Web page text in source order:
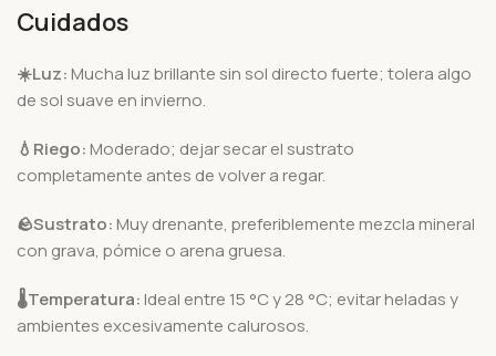
Cuidados
☀️Luz: Mucha luz brillante sin sol directo fuerte; tolera algo
de sol suave en invierno.
💧 Riego: Moderado; dejar secar el sustrato
completamente antes de volver a regar.
🪨Sustrato: Muy drenante, preferiblemente mezcla mineral
con grava, pómice o arena gruesa.
🌡️Temperatura: Ideal entre 15 °C y 28 °C; evitar heladas y
ambientes excesivamente calurosos.